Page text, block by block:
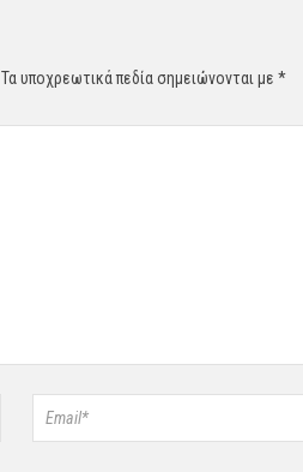
Τα υποχρεωτικά πεδία σημειώνονται με *